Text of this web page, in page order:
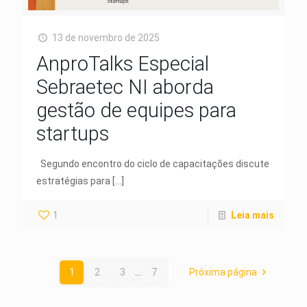
13 de novembro de 2025
AnproTalks Especial
Sebraetec NI aborda
gestão de equipes para
startups
Segundo encontro do ciclo de capacitações discute
estratégias para […]
1 Leia mais
1 2 3 ... 7 Próxima página